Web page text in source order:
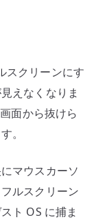
スクリーンにす
えなくなりま
面から抜けら
。
マウスカーソ
ルスクリーン
ト OS に捕ま